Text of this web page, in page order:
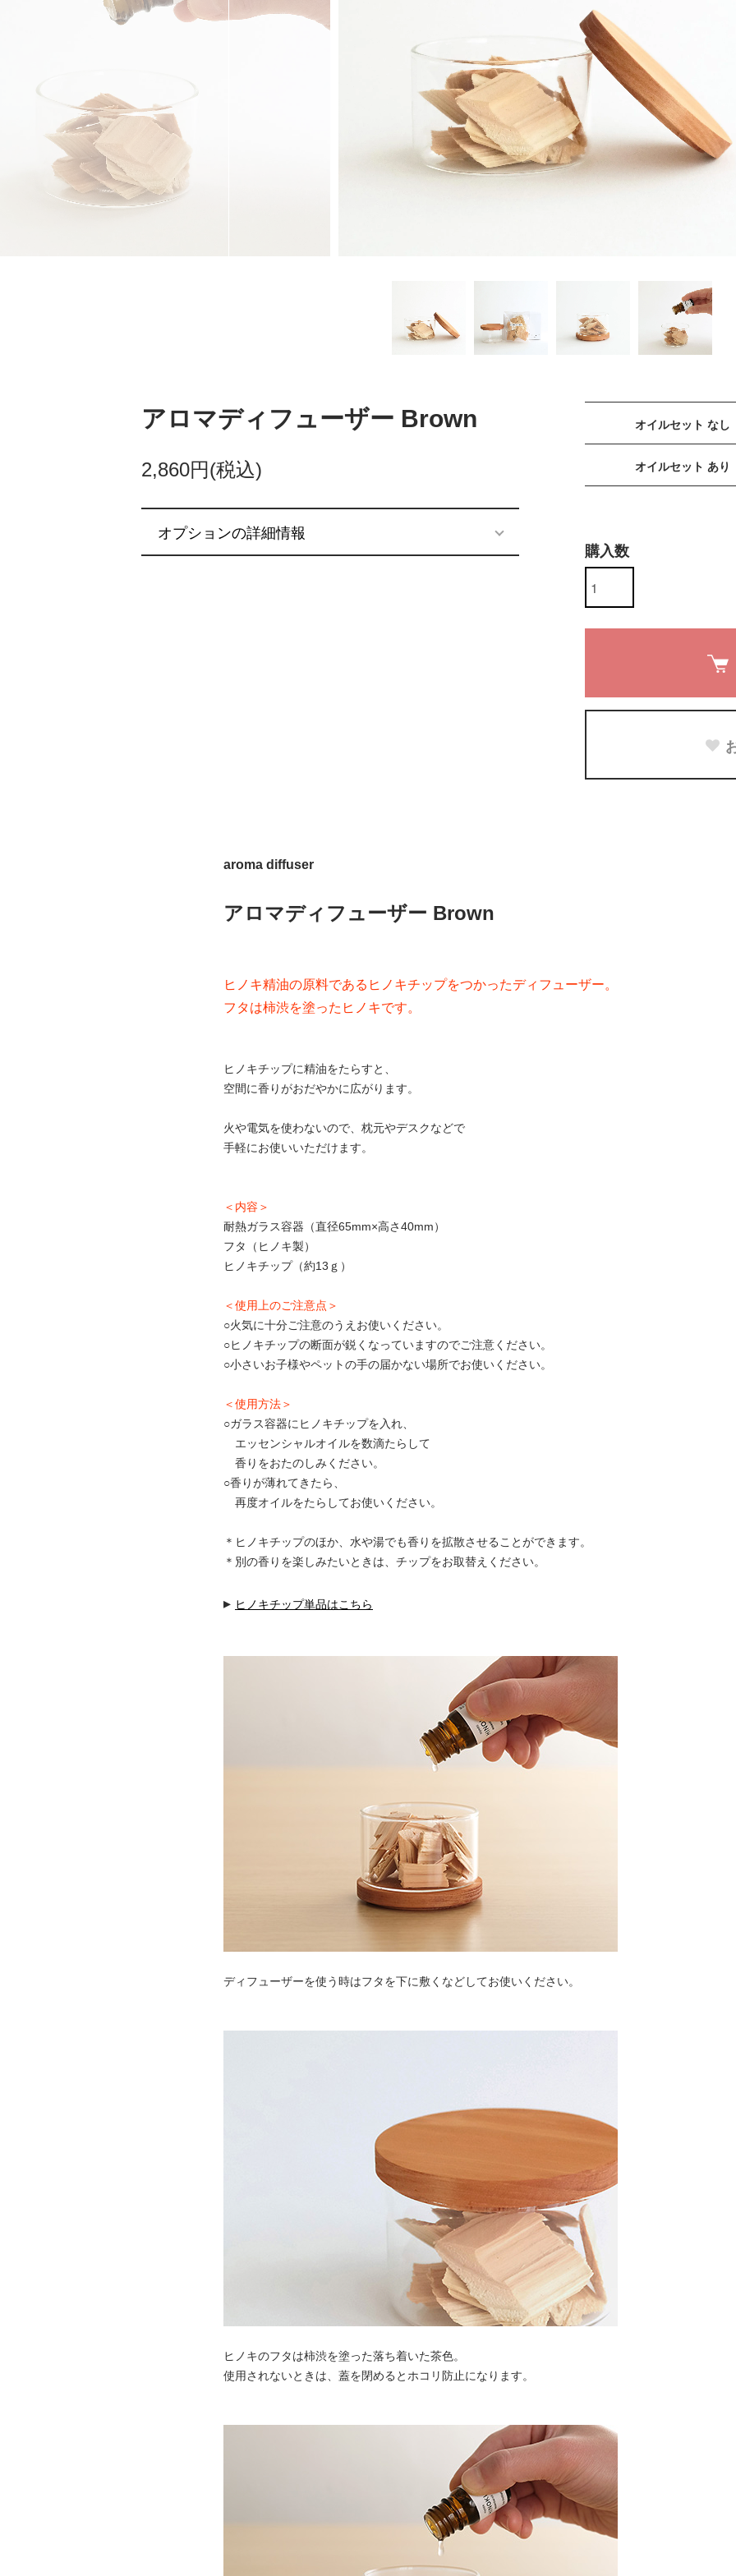
アロマディフューザー Brown
2,860円(税込)
オプションの詳細情報
オイルセット なし
オイルセット あり
購入数
aroma diffuser
アロマディフューザー Brown
ヒノキ精油の原料であるヒノキチップをつかったディフューザー。
フタは柿渋を塗ったヒノキです。
ヒノキチップに精油をたらすと、
空間に香りがおだやかに広がります。
火や電気を使わないので、枕元やデスクなどで
手軽にお使いいただけます。
＜内容＞
耐熱ガラス容器（直径65mm×高さ40mm）
フタ（ヒノキ製）
ヒノキチップ（約13ｇ）
＜使用上のご注意点＞
○火気に十分ご注意のうえお使いください。
○ヒノキチップの断面が鋭くなっていますのでご注意ください。
○小さいお子様やペットの手の届かない場所でお使いください。
＜使用方法＞
○ガラス容器にヒノキチップを入れ、
エッセンシャルオイルを数滴たらして
香りをおたのしみください。
○香りが薄れてきたら、
再度オイルをたらしてお使いください。
＊ヒノキチップのほか、水や湯でも香りを拡散させることができます。
＊別の香りを楽しみたいときは、チップをお取替えください。
▸ ヒノキチップ単品はこちら
ディフューザーを使う時はフタを下に敷くなどしてお使いください。
ヒノキのフタは柿渋を塗った落ち着いた茶色。
使用されないときは、蓋を閉めるとホコリ防止になります。